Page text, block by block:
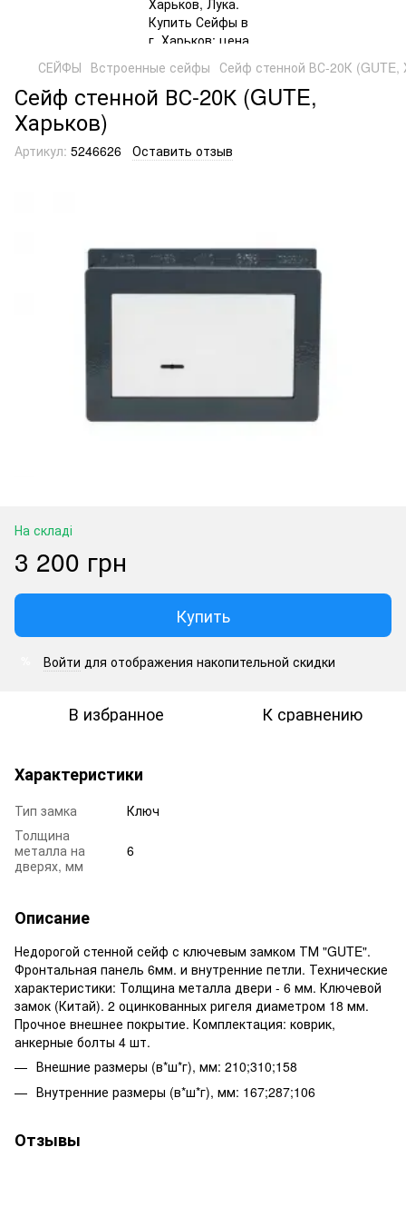
СЕЙФЫ Встроенные сейфы Сейф стенной ВС-20К (GUTE,
Сейф стенной ВС-20К (GUTE,
Харьков)
Артикул: 5246626 Оставить отзыв
На складі
3 200 грн
Купить
Войти для отображения накопительной скидки
В избранное К сравнению
Характеристики
Тип замка
Ключ
Толщина
металла на
дверях, мм
6
Описание
Недорогой стенной сейф с ключевым замком ТМ "GUTE".
Фронтальная панель 6мм. и внутренние петли. Технические
характеристики: Толщина металла двери - 6 мм. Ключевой
замок (Китай). 2 оцинкованных ригеля диаметром 18 мм.
Прочное внешнее покрытие. Комплектация: коврик,
анкерные болты 4 шт.
Внешние размеры (в*ш*г), мм: 210;310;158
Внутренние размеры (в*ш*г), мм: 167;287;106
Отзывы